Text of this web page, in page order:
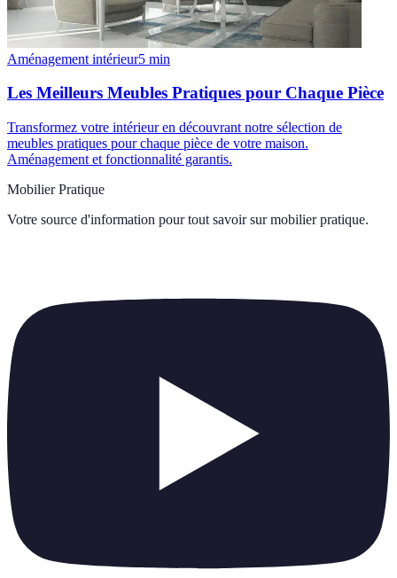
Aménagement intérieur5 min
Les Meilleurs Meubles Pratiques pour Chaque Pièce
Transformez votre intérieur en découvrant notre sélection de
meubles pratiques pour chaque pièce de votre maison.
Aménagement et fonctionnalité garantis.
Mobilier Pratique
Votre source d'information pour tout savoir sur mobilier pratique.